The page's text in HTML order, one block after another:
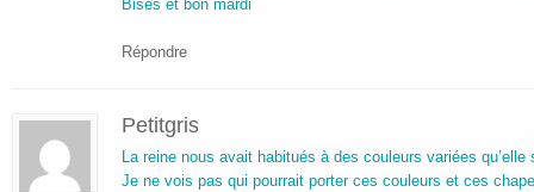
Bises et bon mardi
Répondre
Petitgris
La reine nous avait habitués à des couleurs variées
Je ne vois pas qui pourrait porter ces couleurs et ces